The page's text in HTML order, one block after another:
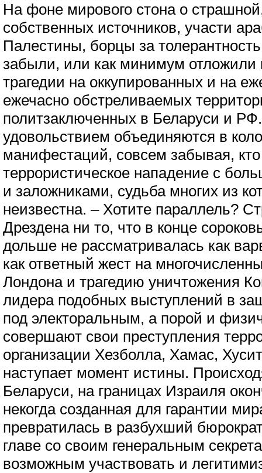
На фоне мирового стона о
собственных источников, участи
Палестины, борцы за
забыли, или как минимум отложили
трагедии на оккупированных и на
ежечасно обстреливаемых
политзаключенных в Беларуси и
удовольствием объединяются в
манифестаций, совсем забывая,
террористическое нападение с
и заложниками, судьба многих из
неизвестна. – Хотите параллель?
Дрездена ни то, что в конце
дольше не рассматривалась как
как ответный жест на
Лондона и трагедию уничтожения
лидера подобных выступлений в
под электоральным, а порой и
совершают свои преступления
организации Хезболла, Хамас,
наступает момент истины.
Беларуси, на границах Израиля
некогда созданная для гарантии
превратилась в разбухший
главе со своим генеральным
возможным участвовать и